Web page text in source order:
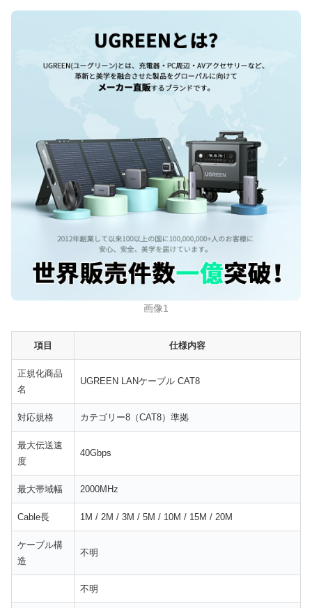
画像1
項目 仕様内容
正規化商品
名
UGREEN LANケーブル CAT8
対応規格 カテゴリー8（CAT8）準拠
最大伝送速
度
40Gbps
最大帯域幅 2000MHz
Cable長 1M / 2M / 3M / 5M / 10M / 15M / 20M
ケーブル構
造
不明
不明